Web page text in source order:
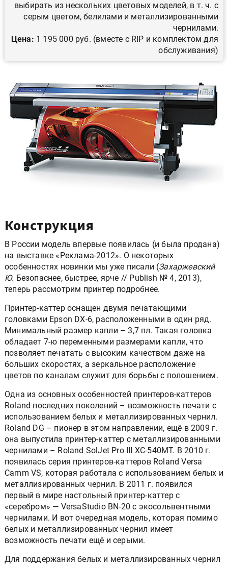
выбирать из нескольких цветовых моделей, в т. ч. с
серым цветом, белилами и металлизированными
чернилами.
Цена: 1 195 000 руб. (вместе с RIP и комплектом для
обслуживания)
Конструкция
В России модель впервые появилась (и была продана)
на выставке «Реклама-2012». О некоторых
особенностях новинки мы уже писали (Захаржевский
Ю. Безопаснее, быстрее, ярче // Publish № 4, 2013),
теперь рассмотрим принтер подробнее.
Принтер-каттер оснащен двумя печатающими
головками Epson DX-6, расположенными в один ряд.
Минимальный размер капли – 3,7 пл. Такая головка
обладает 7-ю переменными размерами капли, что
позволяет печатать с высоким качеством даже на
больших скоростях, а зеркальное расположение
цветов по каналам служит для борьбы с полошением.
Одна из основных особенностей принтеров-каттеров
Roland последних поколений – возможность печати с
использованием белых и металлизированных чернил.
Roland DG – пионер в этом направлении, ещё в 2009 г.
она выпустила принтер-каттер с металлизированными
чернилами – Roland SolJet Pro III XC-540MT. В 2010 г.
появилась серия принтеров-каттеров Roland Versa
Camm VS, которая работала с использованием белых и
металлизированных чернил. В 2011 г. появился
первый в мире настольный принтер-каттер с
«серебром» — VersaStudio BN-20 с экосольвентными
чернилами. И вот очередная модель, которая помимо
белых и металлизированных чернил имеет
возможность печати ещё и серыми.
Для поддержания белых и металлизированных чернил